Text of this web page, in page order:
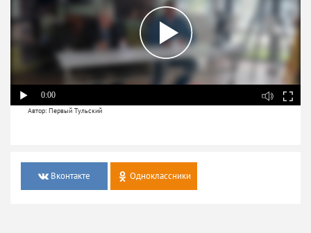
0:00
Автор: Первый Тульский
Вконтакте Одноклассники